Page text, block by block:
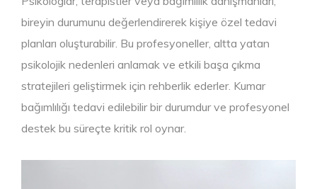
bireyin durumunu değerlendirerek kişiye özel tedavi
planları oluşturabilir. Bu profesyoneller, altta yatan
psikolojik nedenleri anlamak ve etkili başa çıkma
stratejileri geliştirmek için rehberlik ederler. Kumar
bağımlılığı tedavi edilebilir bir durumdur ve profesyonel
destek bu süreçte kritik rol oynar.